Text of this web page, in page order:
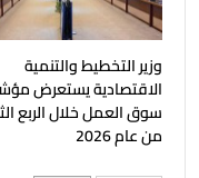
وزير التخطيط والتنمية
الاقتصادية يستعرض
سوق العمل خلال الربع
من عام 2026